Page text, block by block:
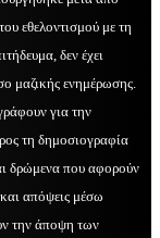
εθελοντισμού με τη
δεν έχει
μαζικής ενημέρωσης.
για την
τη δημοσιογραφία
δρώμενα που αφορούν
απόψεις μέσω
την άποψη των